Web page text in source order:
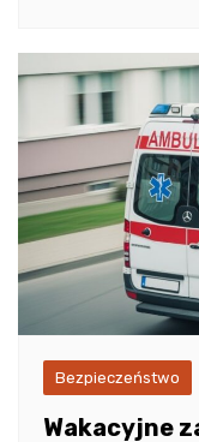
Bezpieczeństwo
Wakacyjne